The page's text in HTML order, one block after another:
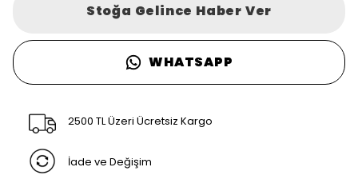
Stoğa Gelince Haber Ver
WHATSAPP
2500 TL Üzeri Ücretsiz Kargo
İade ve Değişim